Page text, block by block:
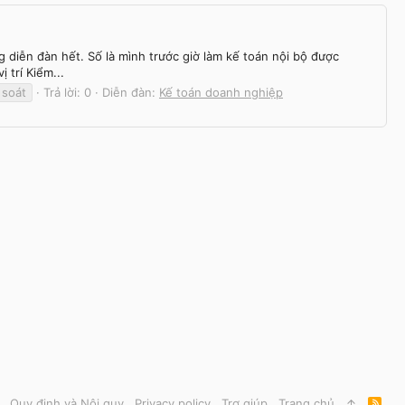
đàn hết. Số là mình trước giờ làm kế toán nội bộ được
trí Kiểm...
soát
Trả lời: 0 Diễn đàn: Kế toán doanh nghiệp
R